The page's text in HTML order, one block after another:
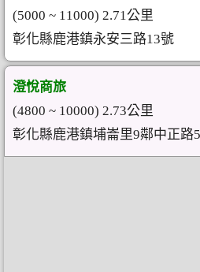
(5000 ~ 11000) 2.71公里
彰化縣鹿港鎮永安三路13號
澄悅商旅
(4800 ~ 10000) 2.73公里
彰化縣鹿港鎮埔崙里9鄰中正路